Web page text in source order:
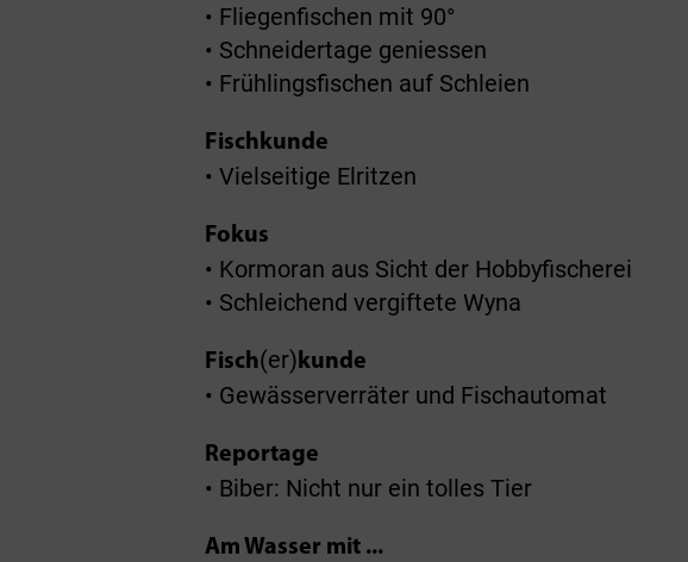
• Fliegenfischen mit 90°
• Schneidertage geniessen
• Frühlingsfischen auf Schleien
Fischkunde
• Vielseitige Elritzen
Fokus
• Kormoran aus Sicht der Hobbyfischerei
• Schleichend vergiftete Wyna
Fisch(er)kunde
• Gewässerverräter und Fischautomat
Reportage
• Biber: Nicht nur ein tolles Tier
Am Wasser mit ...